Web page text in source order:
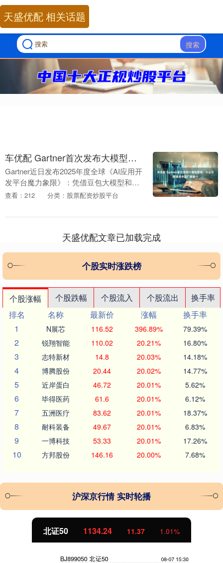
搜索
天盛优配 相关话题
车优配 Gartner首次发布大模型报告：火山引擎排名中国厂商第一
Gartner近日发布2025年度全球《AI应用开
发平台魔力象限》：凭借豆包大模型和火
山方舟大模型服务平台，火山引擎领跑全
阿....
查看：212 分类：股票配资炒股平台
天盛优配文章已加载完成
个股实时涨跌榜
个股涨幅 个股跌幅 个股流入 个股流出
换手率
排名
名称 最新价 涨幅
换手率
1
N展芯 116.52 396.89% 79.39%
2 锐翔智能 110.02 20.21% 16.80%
3 志特新材 14.8 20.03% 14.18%
4 博腾股份 20.44 20.02% 14.77%
5 近岸蛋白 46.72 20.01% 5.62%
6 毕得医药 61.6 20.01% 6.12%
7 五洲医疗 83.62 20.01% 18.37%
8 耐科装备 49.67 20.01% 6.83%
9 一博科技 53.33 20.01% 17.26%
10 方邦股份 146.16 20.00% 7.68%
沪深京行情 实时轮播
北证50 1134.24 11.37 1.01%